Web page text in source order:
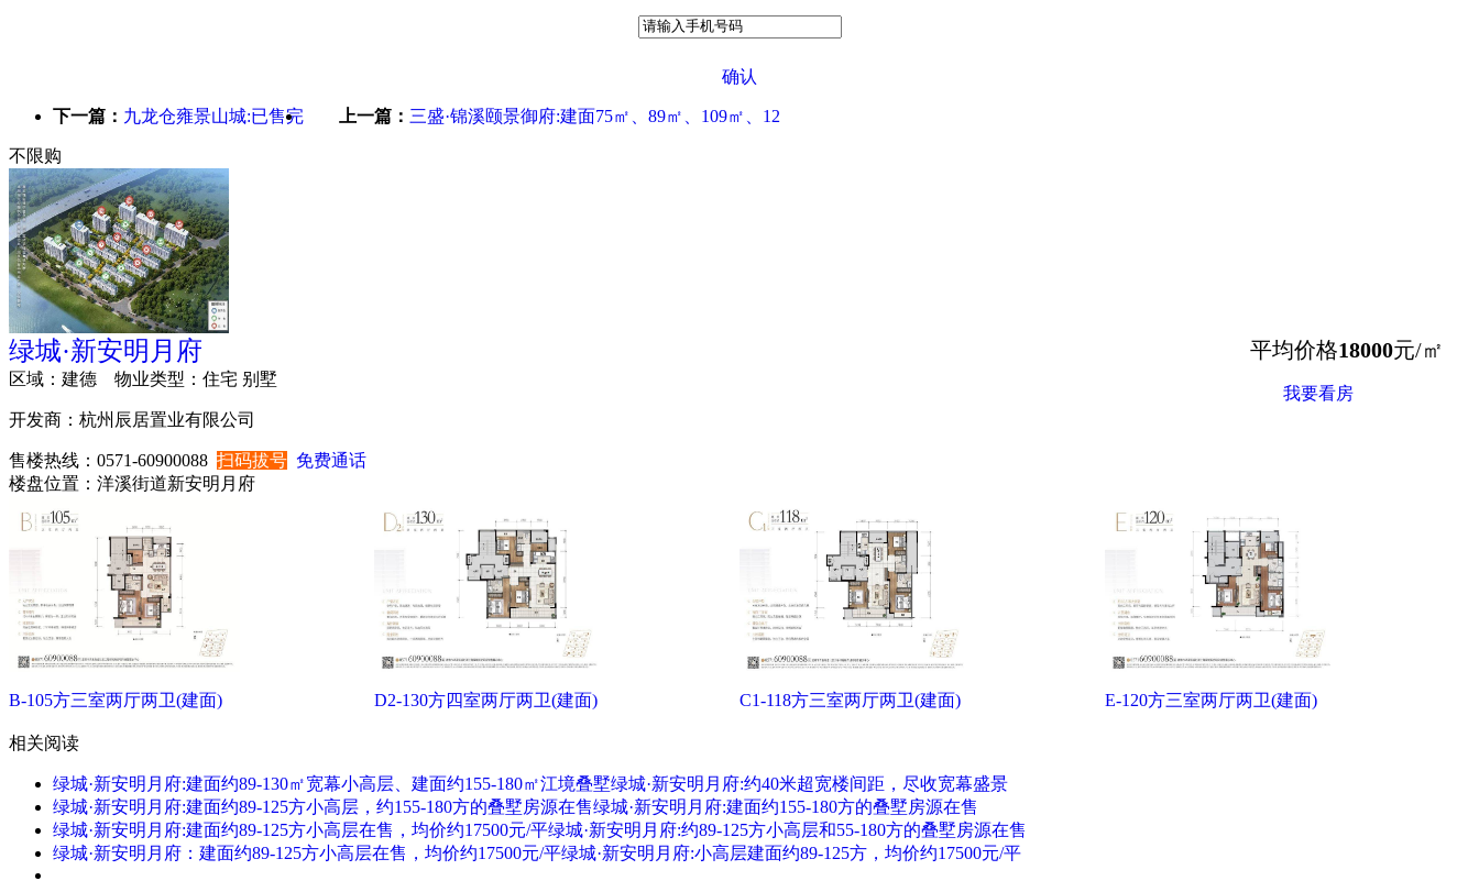
确认
下一篇： 九龙仓雍景山城:已售完 上一篇： 三盛·锦溪颐景御府:建面75㎡、89㎡、109㎡、12
不限购
绿城·新安明月府 平均价格18000元/㎡
区域： 建德 物业类型： 住宅 别墅
开发商： 杭州辰居置业有限公司
售楼热线： 0571-60900088 扫码拔号 免费通话
我要看房
楼盘位置： 洋溪街道新安明月府
B-105方三室两厅两卫(建面) D2-130方四室两厅两卫(建面) C1-118方三室两厅两卫(建面) E-120方三室两厅两卫(建面)
相关阅读
绿城·新安明月府:建面约89-130㎡宽幕小高层、建面约155-180㎡江境叠墅绿城·新安明月府:约40米超宽楼间距，尽收宽幕盛景
绿城·新安明月府:建面约89-125方小高层，约155-180方的叠墅房源在售绿城·新安明月府:建面约155-180方的叠墅房源在售
绿城·新安明月府:建面约89-125方小高层在售，均价约17500元/平绿城·新安明月府:约89-125方小高层和55-180方的叠墅房源在售
绿城·新安明月府：建面约89-125方小高层在售，均价约17500元/平绿城·新安明月府:小高层建面约89-125方，均价约17500元/平